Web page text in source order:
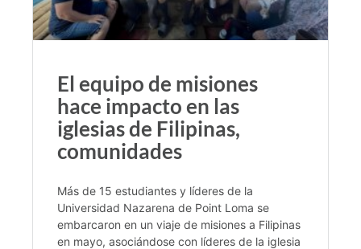
El equipo de misiones
hace impacto en las
iglesias de Filipinas,
comunidades
Más de 15 estudiantes y líderes de la
Universidad Nazarena de Point Loma se
embarcaron en un viaje de misiones a Filipinas
en mayo, asociándose con líderes de la iglesia